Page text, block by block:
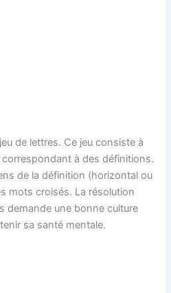
de lettres. Ce jeu consiste à
à des définitions.
de la définition (horizontal ou
mots croisés. La résolution
demande une bonne culture
sa santé mentale.